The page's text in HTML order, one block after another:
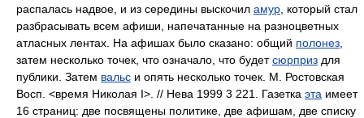
распалась надвое, и из середины выскочил амур , который стал
разбрасывать всем афиши, напечатанные на разноцветных
атласных лентах. На афишах было сказано: общий полонез
затем несколько точек, что означало, что будетсюрприз для
публики. Затем вальс и опять несколько точек. М. Ростовская
Восп. <время Николая I>. // Нева 1999 3 221. Газетка эта имеет
16 страниц: две посвящены политике, две афишам, две списку